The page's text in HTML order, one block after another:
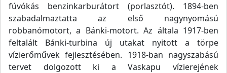
fúvókás benzinkarburátort (porlasztót). 1894-ben
szabadalmaztatta az első nagynyomású
robbanómotort, a Bánki-motort. Az általa 1917-ben
feltalált Bánki-turbina új utakat nyitott a törpe
vízierőművek fejlesztésében. 1918-ban nagyszabású
tervet dolgozott ki a Vaskapu vízierejének